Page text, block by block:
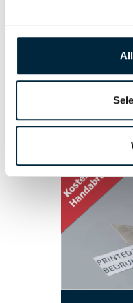
Auflage
Lieferzeit